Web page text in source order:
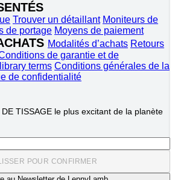
Trouver un détaillant Moniteurs de
de portage Moyens de paiement
Modalités d’achats Retours
de garantie et de
terms Conditions générales de la
de confidentialité
DE TISSAGE le plus excitant de la planète
POUR CONFIRMER